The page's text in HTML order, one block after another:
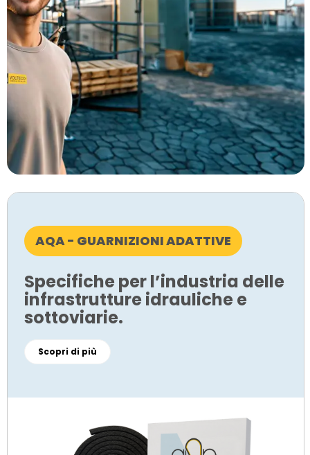
AQA - GUARNIZIONI ADATTIVE
Specifiche per l’industria delle
infrastrutture idrauliche e
sottoviarie.
Scopri di più